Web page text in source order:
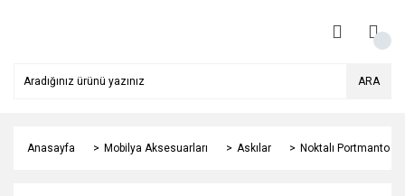
ARA
Anasayfa Mobilya Aksesuarları Askılar Noktalı Portmanto